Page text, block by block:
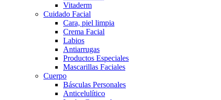
Vitaderm
Cuidado Facial
Cara, piel limpia
Crema Facial
Labios
Antiarrugas
Productos Especiales
Mascarillas Faciales
Cuerpo
Básculas Personales
Anticelulítico